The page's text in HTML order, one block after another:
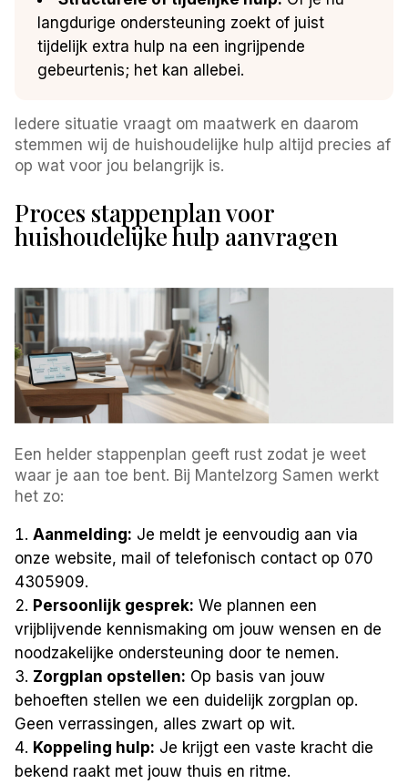
langdurige ondersteuning zoekt of juist
tijdelijk extra hulp na een ingrijpende
gebeurtenis; het kan allebei.
Iedere situatie vraagt om maatwerk en daarom
stemmen wij de huishoudelijke hulp altijd precies af
op wat voor jou belangrijk is.
Proces stappenplan voor
huishoudelijke hulp aanvragen
Een helder stappenplan geeft rust zodat je weet
waar je aan toe bent. Bij Mantelzorg Samen werkt
het zo:
Aanmelding: Je meldt je eenvoudig aan via
onze website, mail of telefonisch contact op 070
4305909.
Persoonlijk gesprek: We plannen een
vrijblijvende kennismaking om jouw wensen en de
noodzakelijke ondersteuning door te nemen.
Zorgplan opstellen: Op basis van jouw
behoeften stellen we een duidelijk zorgplan op.
Geen verrassingen, alles zwart op wit.
Koppeling hulp: Je krijgt een vaste kracht die
bekend raakt met jouw thuis en ritme.